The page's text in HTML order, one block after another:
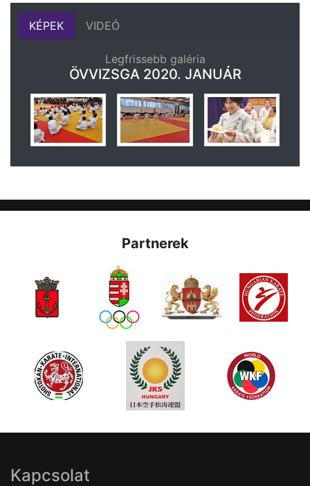
KÉPEK VIDEÓ
Legfrissebb galéria
ÖVVIZSGA 2020. JANUÁR
Partnerek
Kapcsolat